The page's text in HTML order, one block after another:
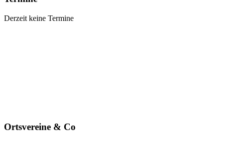
Derzeit keine Termine
Ortsvereine & Co